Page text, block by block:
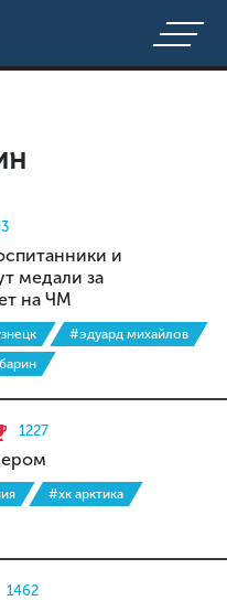
и
медали за
на ЧМ
#эдуард михайлов
1227
#хк арктика
1462